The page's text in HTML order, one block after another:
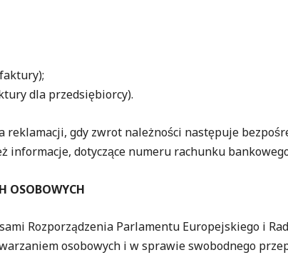
dla przedsiębiorcy).
reklamacji, gdy zwrot należności następuje
dotyczące numeru rachunku
OSOBOWYCH
Rozporządzenia Parlamentu Europejskiego i
osobowych i w sprawie swobodnego